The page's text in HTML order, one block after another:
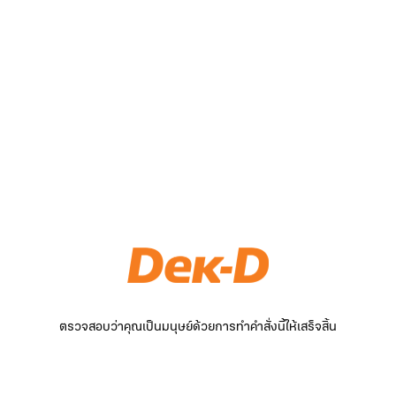
ตรวจสอบว่าคุณเป็นมนุษย์ด้วยการทำคำสั่งนี้ให้เสร็จสิ้น